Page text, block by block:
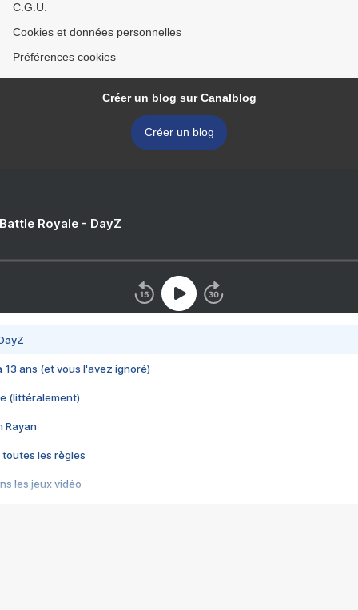
C.G.U.
Cookies et données personnelles
Préférences cookies
Créer un blog sur Canalblog
Créer un blog
Royale - DayZ
13 ans (et vous l'avez ignoré)
(littéralement)
Rayan
toutes les règles
les jeux vidéo